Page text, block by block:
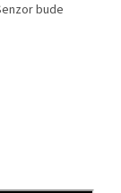
bude